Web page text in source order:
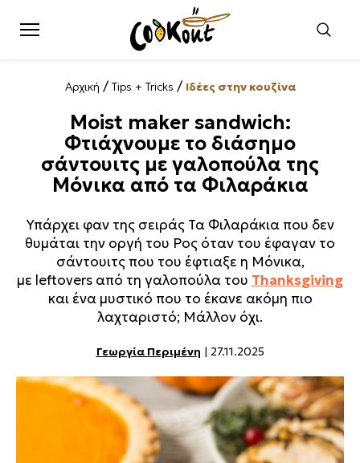
Αρχική / Tips + Tricks / Ιδέες στην κουζίνα
Moist maker sandwich:
Φτιάχνουμε το διάσημο
σάντουιτς με γαλοπούλα της
Μόνικα από τα Φιλαράκια
Υπάρχει φαν της σειράς Τα Φιλαράκια που δεν
θυμάται την οργή του Ρος όταν του έφαγαν το
σάντουιτς που του έφτιαξε η Μόνικα,
με leftovers από τη γαλοπούλα του Thanksgiving
και ένα μυστικό που το έκανε ακόμη πιο
λαχταριστό; Μάλλον όχι.
Γεωργία Περιμένη | 27.11.2025